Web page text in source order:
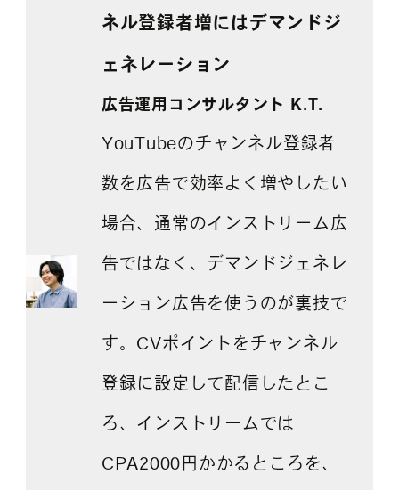
ネル登録者増にはデマンドジ
ェネレーション
広告運用コンサルタント K.T.
YouTubeのチャンネル登録者
数を広告で効率よく増やしたい
場合、通常のインストリーム広
告ではなく、デマンドジェネレ
ーション広告を使うのが裏技で
す。CVポイントをチャンネル
登録に設定して配信したとこ
ろ、インストリームでは
CPA2000円かかるところを、